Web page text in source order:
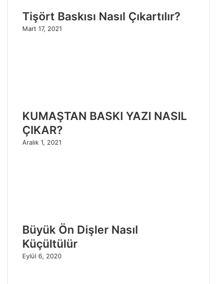
Tişört Baskısı Nasıl Çıkartılır?
Mart 17, 2021
KUMAŞTAN BASKI YAZI NASIL
ÇIKAR?
Aralık 1, 2021
Büyük Ön Dişler Nasıl
Küçültülür
Eylül 6, 2020